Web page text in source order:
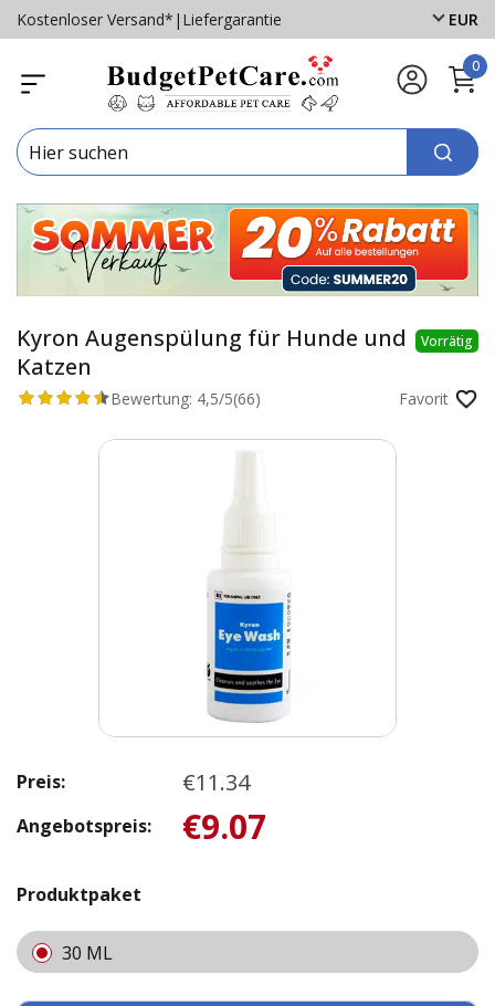
Kostenloser Versand* | Liefergarantie EUR
0
Kyron Augenspülung für Hunde und
Katzen
Vorrätig
Bewertung: 4,5/5(66) Favorit
Preis: €11.34
Angebotspreis: €9.07
Produktpaket
30 ML